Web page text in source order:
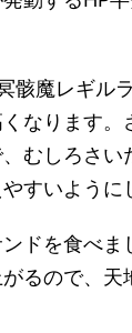
骸魔レギル
なります。
むしろさい
すいように
ドを食べま
るので、天